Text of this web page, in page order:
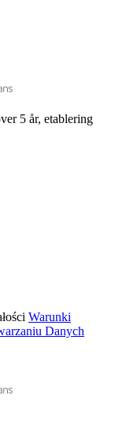
5 år, etablering
Warunki
Danych